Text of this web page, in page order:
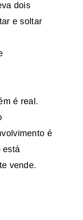
dois
e soltar
é real.
é
está
vende.